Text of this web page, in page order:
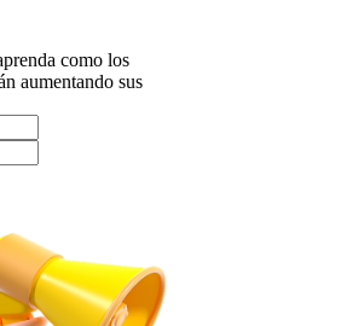
como los
aumentando sus